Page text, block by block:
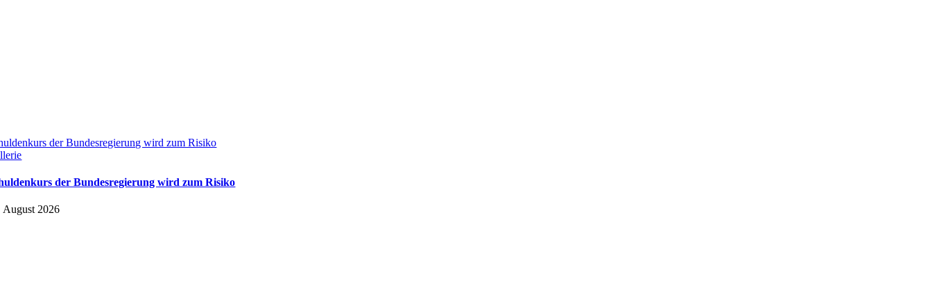
der Bundesregierung wird zum Risiko
der Bundesregierung wird zum Risiko
August 2026